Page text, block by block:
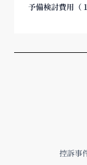
予備検討費用（
控訴事